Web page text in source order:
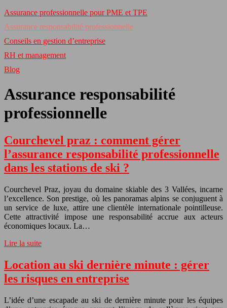
Assurance professionnelle pour PME et TPE
Assurance responsabilité professionnelle
Conseils en gestion d’entreprise
RH et management
Blog
Assurance responsabilité
professionnelle
Courchevel praz : comment gérer
l’assurance responsabilité professionnelle
dans les stations de ski ?
Courchevel Praz, joyau du domaine skiable des 3 Vallées, incarne
l’excellence. Son prestige, où les panoramas alpins se conjuguent à
un service de luxe, attire une clientèle internationale pointilleuse.
Cette attractivité impose une responsabilité accrue aux acteurs
économiques locaux. La…
Lire la suite
Location au ski dernière minute : gérer
les risques en entreprise
L’idée d’une escapade au ski de dernière minute pour les équipes